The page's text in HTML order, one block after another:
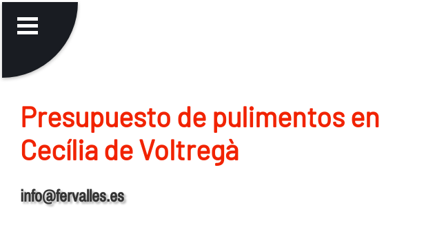
Presupuesto de pulimentos en
Cecília de Voltregà
info@fervalles.es